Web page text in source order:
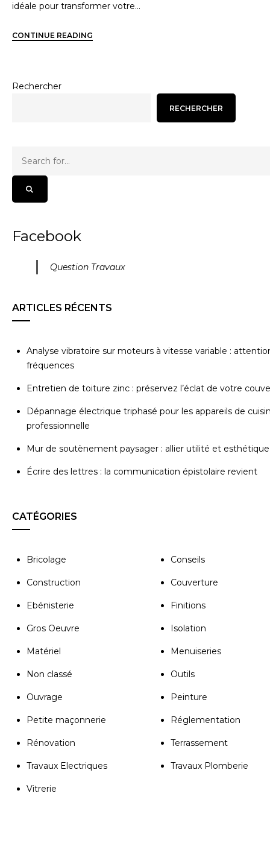
idéale pour transformer votre…
CONTINUE READING
Rechercher
RECHERCHER
Facebook
Question Travaux
ARTICLES RÉCENTS
Analyse vibratoire sur moteurs à vitesse variable :
fréquences
Entretien de toiture zinc : préservez l’éclat de votre
Dépannage électrique triphasé pour les appareils de
professionnelle
Mur de soutènement paysager : allier utilité et esthétique
Écrire des lettres : la communication épistolaire revient
CATÉGORIES
Bricolage Conseils
Construction Couverture
Ebénisterie Finitions
Gros Oeuvre Isolation
Matériel Menuiseries
Non classé Outils
Ouvrage Peinture
Petite maçonnerie Réglementation
Rénovation Terrassement
Travaux Electriques Travaux Plomberie
Vitrerie